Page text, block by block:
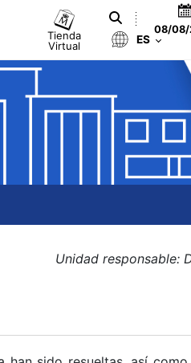
Tienda
Virtual
08/08/
ES
Unidad responsable: